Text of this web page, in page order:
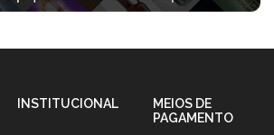
INSTITUCIONAL
MEIOS DE
PAGAMENTO